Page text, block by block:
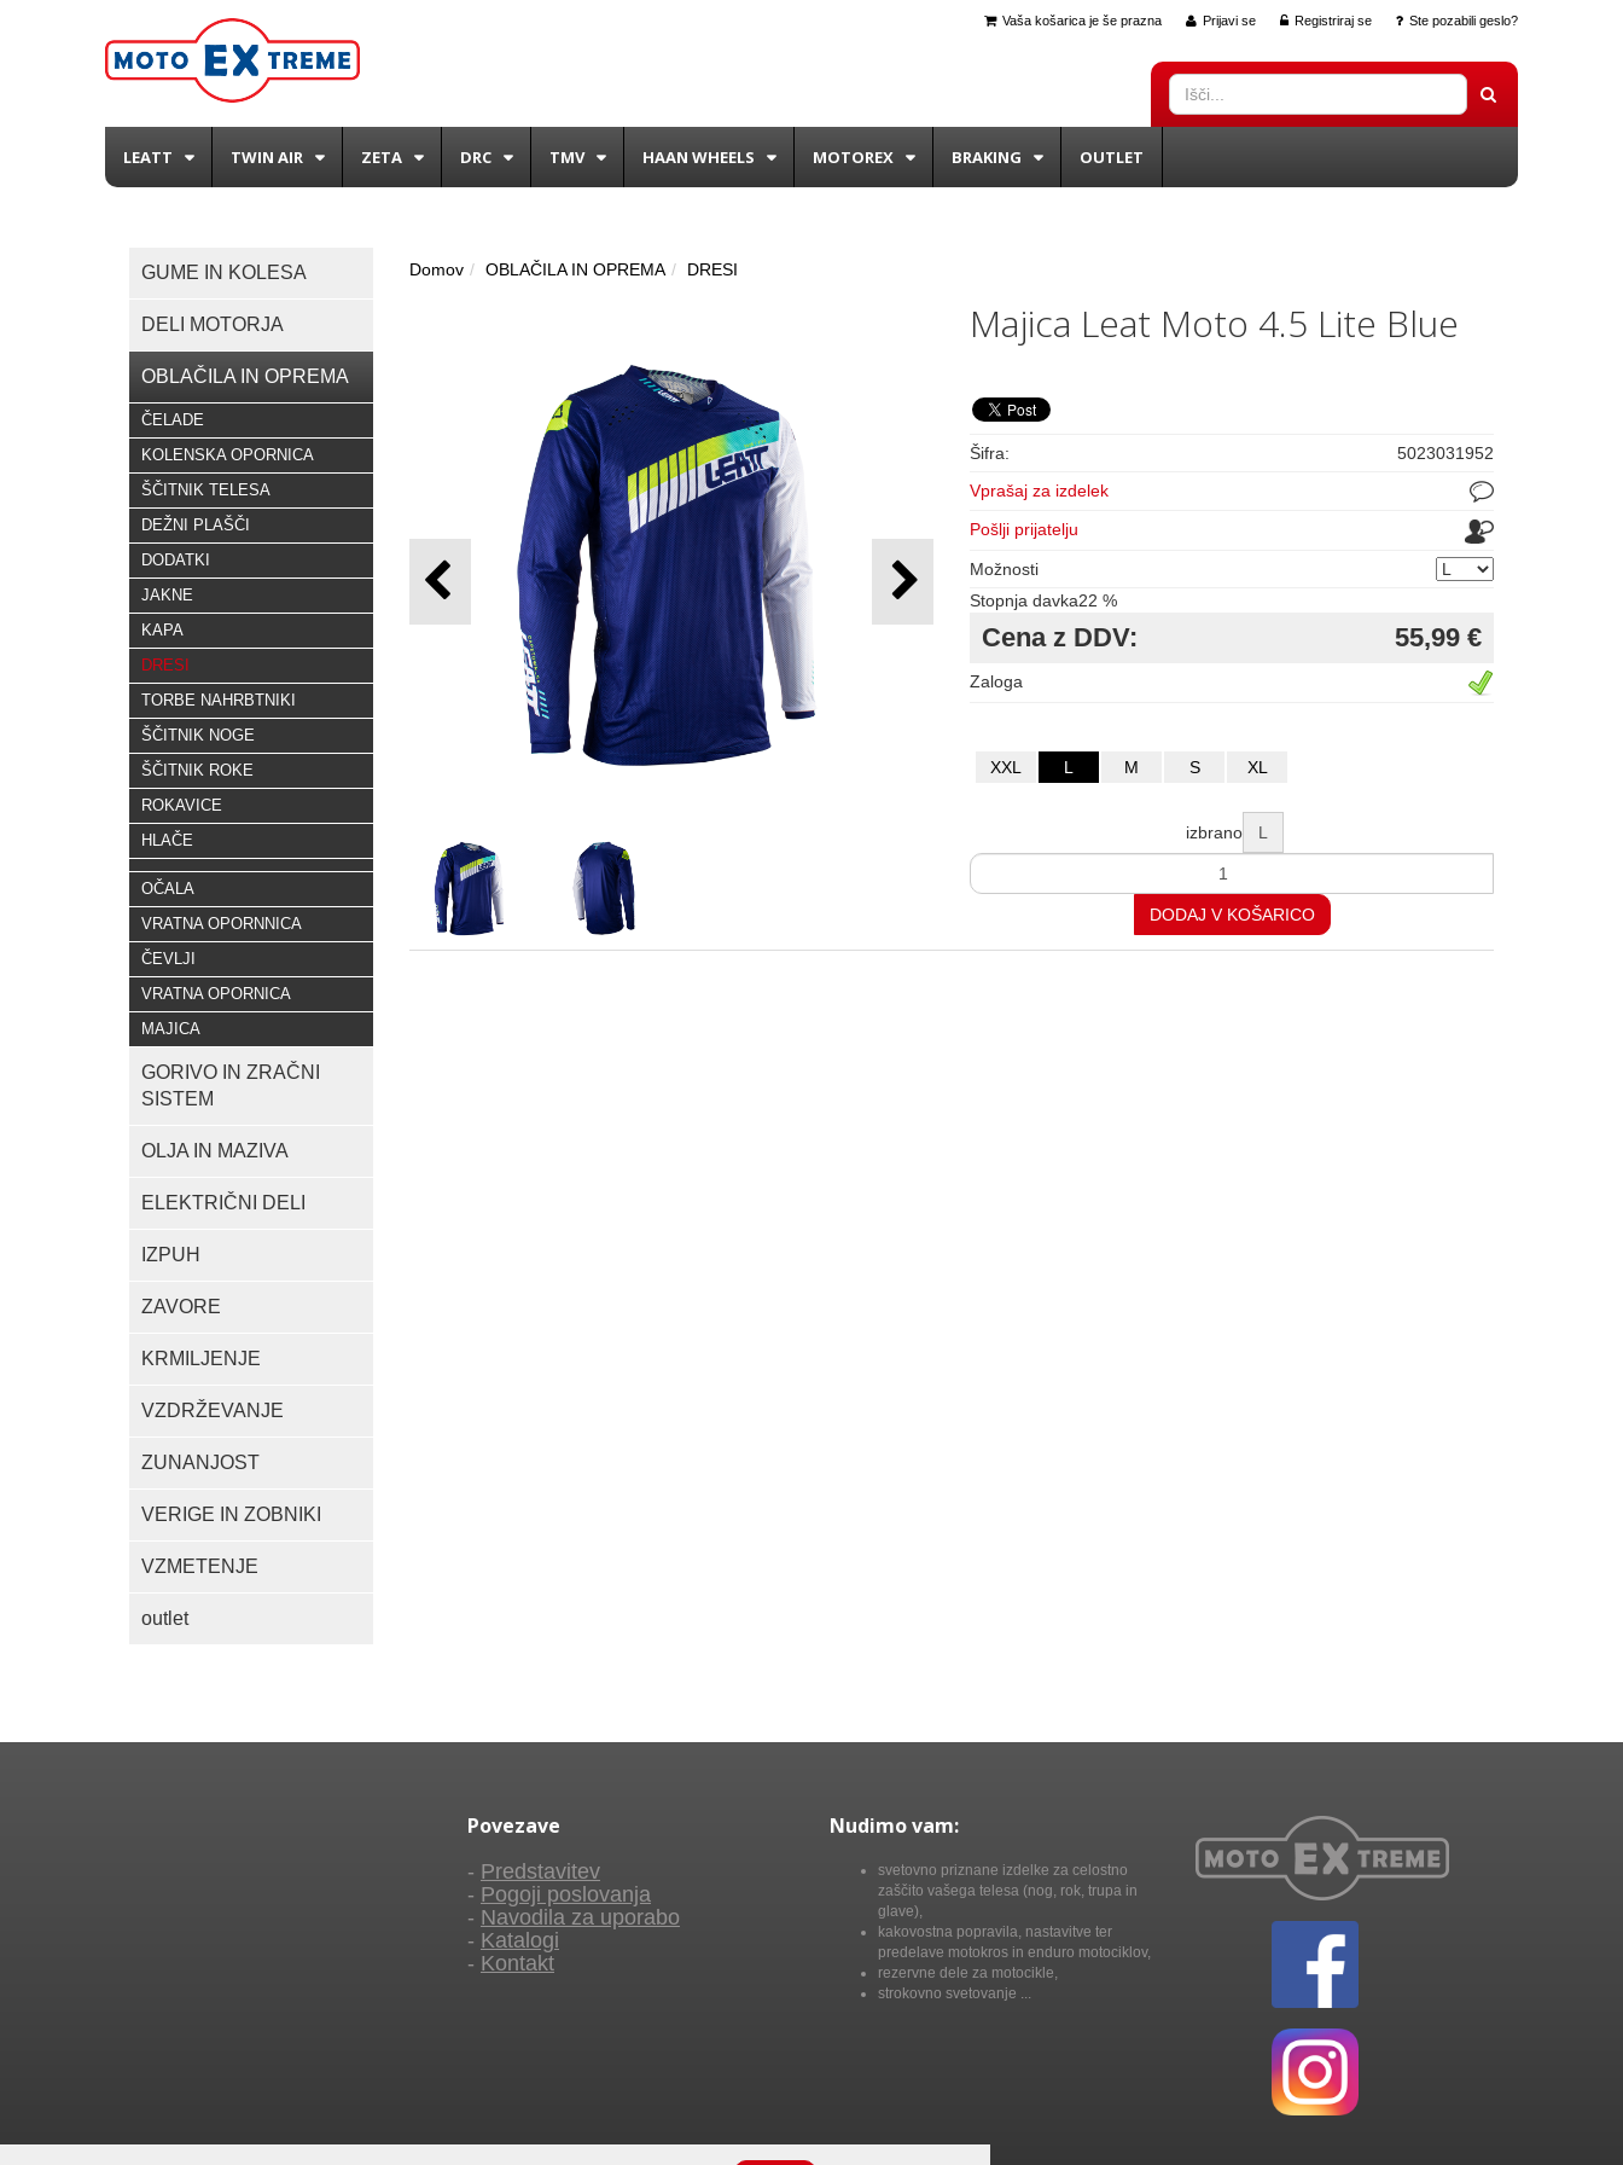
Prijavi se Registriraj se Ste pozabili geslo?
Vaša košarica je še prazna
LEATT TWIN AIR ZETA DRC TMV HAAN WHEELS MOTOREX BRAKING OUTLET
GUME IN KOLESA
DELI MOTORJA
OBLAČILA IN OPREMA
ČELADE
KOLENSKA OPORNICA
ŠČITNIK TELESA
DEŽNI PLAŠČI
DODATKI
JAKNE
KAPA
DRESI
TORBE NAHRBTNIKI
ŠČITNIK NOGE
ŠČITNIK ROKE
ROKAVICE
HLAČE
OČALA
VRATNA OPORNNICA
ČEVLJI
VRATNA OPORNICA
MAJICA
GORIVO IN ZRAČNI
SISTEM
OLJA IN MAZIVA
ELEKTRIČNI DELI
IZPUH
ZAVORE
KRMILJENJE
VZDRŽEVANJE
ZUNANJOST
VERIGE IN ZOBNIKI
VZMETENJE
outlet
Domov OBLAČILA IN OPREMA DRESI
Majica Leat Moto 4.5 Lite Blue
Šifra:
5023031952
Vprašaj za izdelek
Pošlji prijatelju
Možnosti
Stopnja davka22 %
Cena z DDV: 55,99 €
Zaloga
XXL L M S XL
izbrano L
DODAJ V KOŠARICO
Povezave
- Predstavitev
- Pogoji poslovanja
- Navodila za uporabo
- Katalogi
- Kontakt
Nudimo vam:
svetovno priznane izdelke za celostno
zaščito vašega telesa (nog, rok, trupa in
glave),
kakovostna popravila, nastavitve ter
predelave motokros in enduro motociklov,
rezervne dele za motocikle,
strokovno svetovanje ...